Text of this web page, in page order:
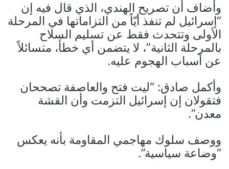
وأضاف أن تصريح الهندي، الذي قال فيه إن
“إسرائيل لم تنفذ أيّاً من التزاماتها في المرحلة
الأولى وتتحدث فقط عن تسليم السلاح
بالمرحلة الثانية”، لا يتضمن أي خطأ، متسائلاً
عن أسباب الهجوم عليه.
وأكمل صادق: “ليت فتح والعاصفة تصححان
فتقولان إن إسرائيل التزمت وأن القشة
معدن”.
ووصف سلوك مهاجمي المقاومة بأنه يعكس
“وضاعة سياسية”.